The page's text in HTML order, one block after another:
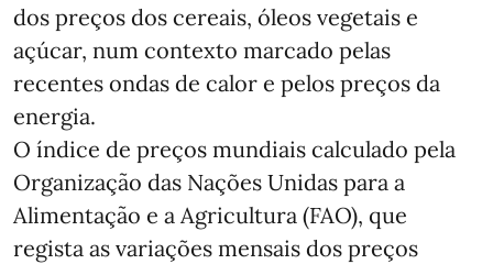
dos preços dos cereais, óleos vegetais e
açúcar, num contexto marcado pelas
recentes ondas de calor e pelos preços da
energia.
O índice de preços mundiais calculado pela
Organização das Nações Unidas para a
Alimentação e a Agricultura (FAO), que
regista as variações mensais dos preços